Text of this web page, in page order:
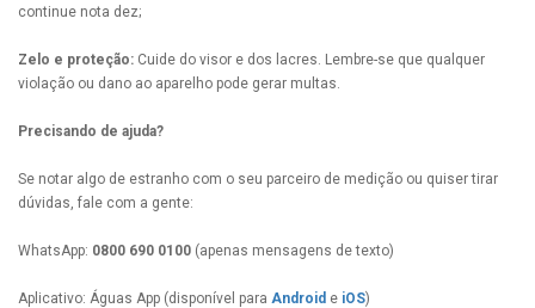
continue nota dez;
Zelo e proteção: Cuide do visor e dos lacres. Lembre-se que qualquer
violação ou dano ao aparelho pode gerar multas.
Precisando de ajuda?
Se notar algo de estranho com o seu parceiro de medição ou quiser tirar
dúvidas, fale com a gente:
WhatsApp: 0800 690 0100 (apenas mensagens de texto)
Aplicativo: Águas App (disponível para Android e iOS)